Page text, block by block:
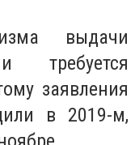
выдачи
требуется
заявления
в 2019-м,